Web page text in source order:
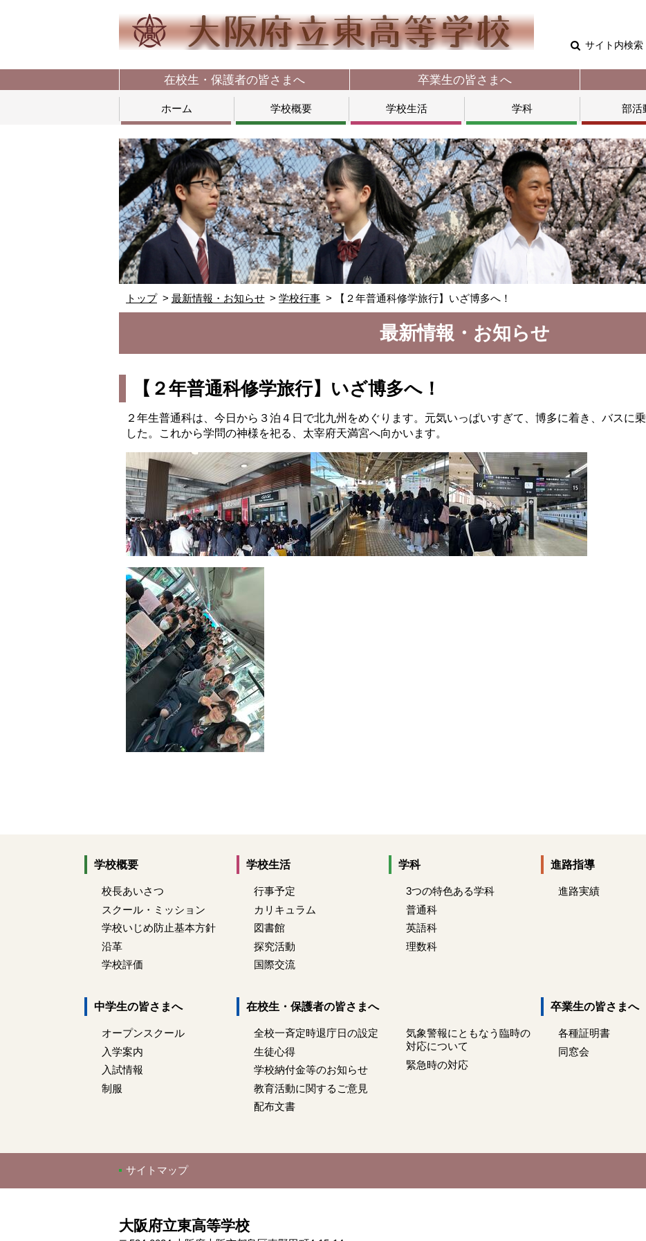
サイト内検索
在校生・保護者の皆さまへ 卒業生の皆さまへ
ホーム 学校概要 学校生活 学科 部活
トップ 最新情報・お知らせ 学校行事 【２年普通科修学旅行】いざ博多へ！
最新情報・お知らせ
【２年普通科修学旅行】いざ博多へ！
２年生普通科は、今日から３泊４日で北九州をめぐります。元気いっぱいすぎて、博多に着き、バスに
した。これから学問の神様を祀る、太宰府天満宮へ向かいます。
学校概要
校長あいさつ
スクール・ミッション
学校いじめ防止基本方針
沿革
学校評価
学校生活
行事予定
カリキュラム
図書館
探究活動
国際交流
学科
3つの特色ある学科
普通科
英語科
理数科
進路指導
進路実績
中学生の皆さまへ
オープンスクール
入学案内
入試情報
制服
在校生・保護者の皆さまへ
全校一斉定時退庁日の設定
生徒心得
学校納付金等のお知らせ
教育活動に関するご意見
配布文書
気象警報にともなう臨時の
対応について
緊急時の対応
卒業生の皆さまへ
各種証明書
同窓会
サイトマップ
大阪府立東高等学校